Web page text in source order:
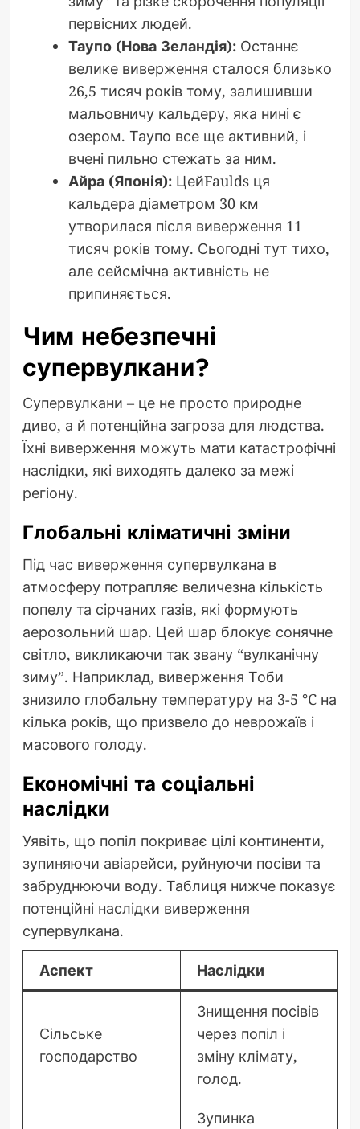
первісних людей.
Таупо (Нова Зеландія):Останнє
велике виверження сталося близько
26,5 тисяч років тому, залишивши
мальовничу кальдеру, яка нині є
озером. Таупо все ще активний, і
вчені пильно стежать за ним.
Айра (Японія):ЦейFaulds ця
кальдера діаметром 30 км
утворилася після виверження 11
тисяч років тому. Сьогодні тут тихо,
але сейсмічна активність не
припиняється.
Чим небезпечні
супервулкани?
Супервулкани – це не просто природне
диво, а й потенційна загроза для людства.
Їхні виверження можуть мати катастрофічні
наслідки, які виходять далеко за межі
регіону.
Глобальні кліматичні зміни
Під час виверження супервулкана в
атмосферу потрапляє величезна кількість
попелу та сірчаних газів, які формують
аерозольний шар. Цей шар блокує сонячне
світло, викликаючи так звану “вулканічну
зиму”. Наприклад, виверження Тоби
знизило глобальну температуру на 3-5 °C на
кілька років, що призвело до неврожаїв і
масового голоду.
Економічні та соціальні
наслідки
Уявіть, що попіл покриває цілі континенти,
зупиняючи авіарейси, руйнуючи посіви та
забруднюючи воду. Таблиця нижче показує
потенційні наслідки виверження
супервулкана.
Аспект Наслідки
Сільське
господарство
Знищення посівів
через попіл і
зміну клімату,
голод.
Зупинка